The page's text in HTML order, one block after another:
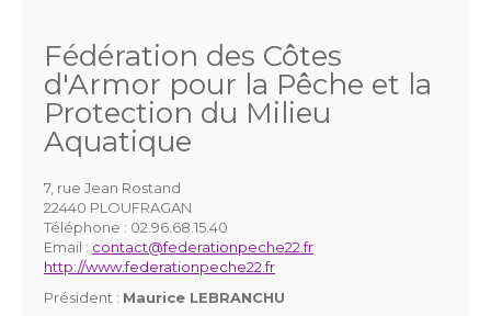
Fédération des Côtes
d'Armor pour la Pêche et la
Protection du Milieu
Aquatique
7, rue Jean Rostand
22440 PLOUFRAGAN
Téléphone : 02.96.68.15.40
Email : contact@federationpeche22.fr
http://www.federationpeche22.fr
Président : Maurice LEBRANCHU